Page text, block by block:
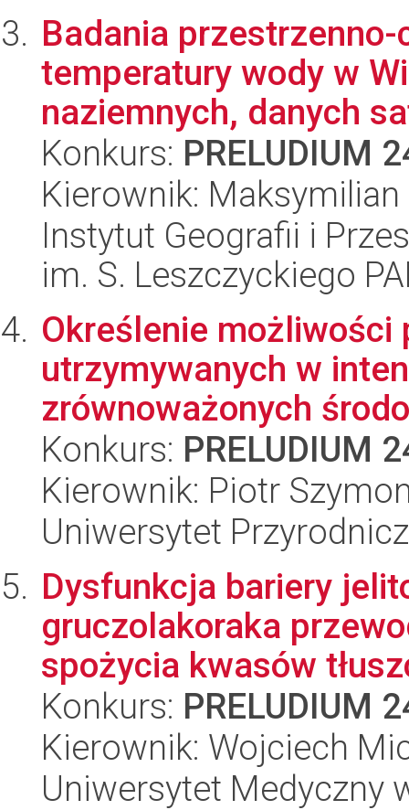
Badania
temperatury wody w
naziemnych, danych
Konkurs: PRELUDIUM
Kierownik: Maksymilian
Instytut Geografii i
im. S. Leszczyckiego
Określenie możliwości
utrzymywanych w
zrównoważonych
Konkurs: PRELUDIUM
Kierownik: Piotr
Uniwersytet
Dysfunkcja bariery
gruczolakoraka
spożycia kwasów
Konkurs: PRELUDIUM
Kierownik: Wojciech
Uniwersytet Medyczny